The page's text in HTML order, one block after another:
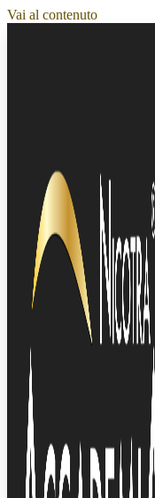
Vai al contenuto